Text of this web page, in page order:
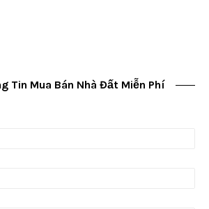
Tin Mua Bán Nhà Đất Miễn Phí